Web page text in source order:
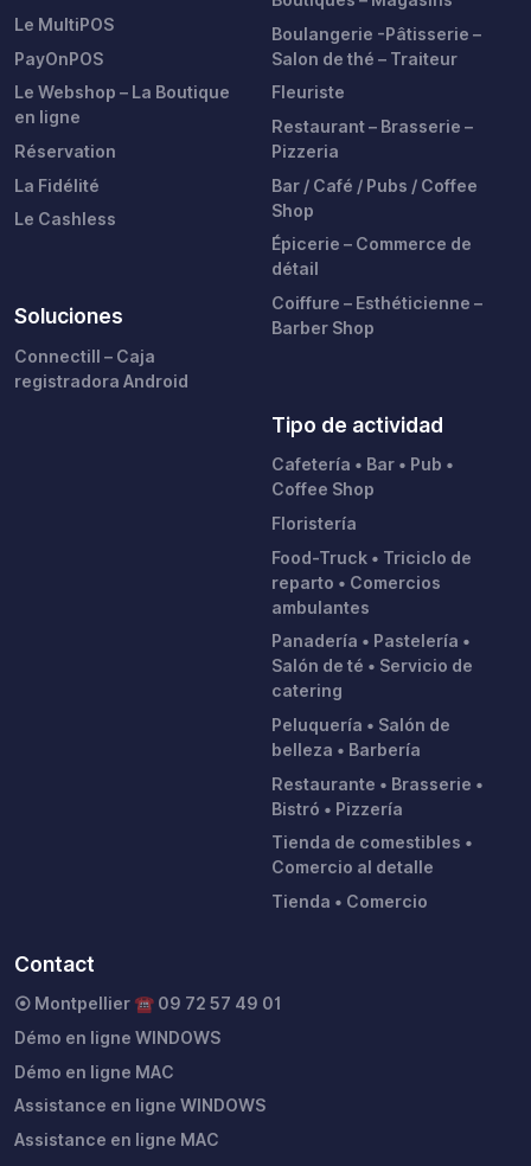
Le MultiPOS
PayOnPOS
Le Webshop – La Boutique
en ligne
Réservation
La Fidélité
Le Cashless
Soluciones
Connectill – Caja
registradora Android
Boulangerie -Pâtisserie –
Salon de thé – Traiteur
Fleuriste
Restaurant – Brasserie –
Pizzeria
Bar / Café / Pubs / Coffee
Shop
Épicerie – Commerce de
détail
Coiffure – Esthéticienne –
Barber Shop
Tipo de actividad
Cafetería • Bar • Pub •
Coffee Shop
Floristería
Food-Truck • Triciclo de
reparto • Comercios
ambulantes
Panadería • Pastelería •
Salón de té • Servicio de
catering
Peluquería • Salón de
belleza • Barbería
Restaurante • Brasserie •
Bistró • Pizzería
Tienda de comestibles •
Comercio al detalle
Tienda • Comercio
Contact
⦿ Montpellier ☎︎ 09 72 57 49 01
Démo en ligne WINDOWS
Démo en ligne MAC
Assistance en ligne WINDOWS
Assistance en ligne MAC